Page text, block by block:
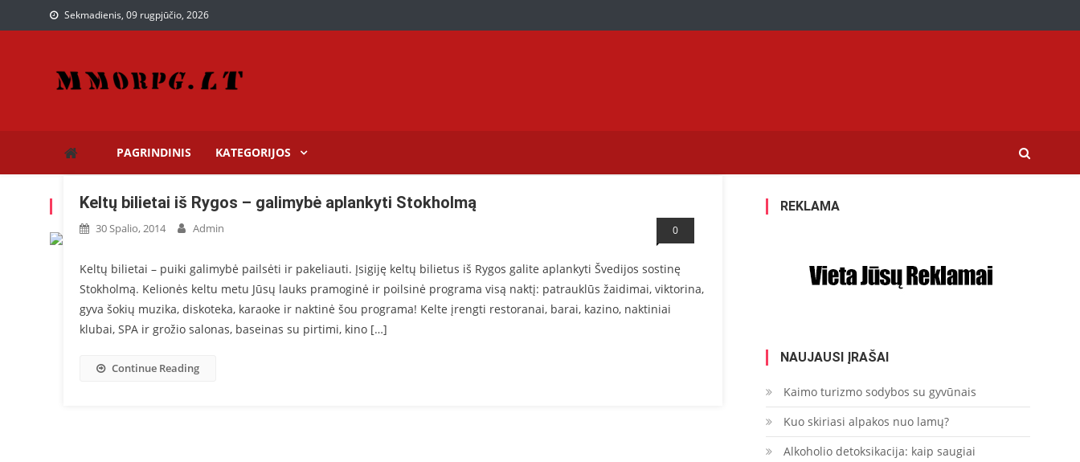
Sekmadienis, 09 rugpjūčio, 2026
PAGRINDINIS KATEGORIJOS
KATEGORIJA: KELTŲ BILIETAI
Keltų bilietai iš Rygos – galimybė aplankyti Stokholmą
30 Spalio, 2014 Admin 0
Keltų bilietai – puiki galimybė pailsėti ir pakeliauti. Įsigiję keltų bilietus iš Rygos galite aplankyti Švedijos sostinę
Stokholmą. Kelionės keltu metu Jūsų lauks pramoginė ir poilsinė programa visą naktį: patrauklūs žaidimai, viktorina,
gyva šokių muzika, diskoteka, karaoke ir naktinė šou programa! Kelte įrengti restoranai, barai, kazino, naktiniai
klubai, SPA ir grožio salonas, baseinas su pirtimi, kino […]
Continue Reading
REKLAMA
NAUJAUSI ĮRAŠAI
Kaimo turizmo sodybos su gyvūnais
Kuo skiriasi alpakos nuo lamų?
Alkoholio detoksikacija: kaip saugiai